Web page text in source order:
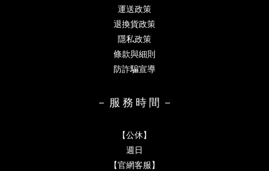
運送政策
退換貨政策
隱私政策
條款與細則
防詐騙宣導
－ 服 務 時 間 －
【公休】
週日
【官網客服】